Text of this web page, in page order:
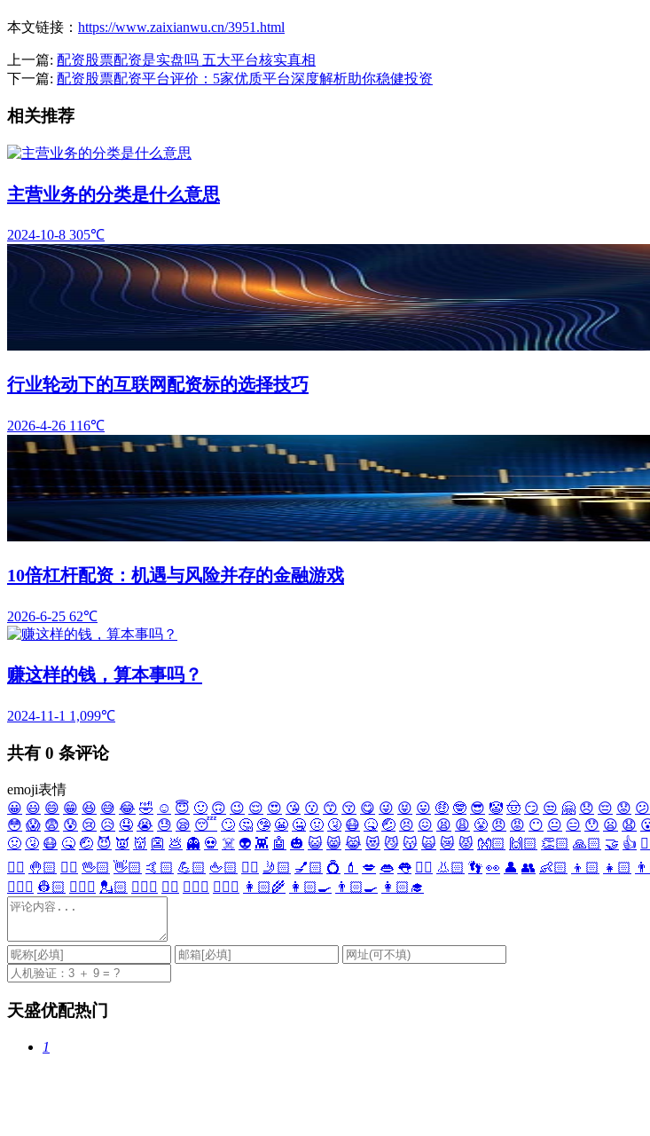
本文链接： https://www.zaixianwu.cn/3951.html
上一篇: 配资股票配资是实盘吗 五大平台核实真相
下一篇: 配资股票配资平台评价：5家优质平台深度解析助你稳健投资
相关推荐
主营业务的分类是什么意思
2024-10-8 305℃
行业轮动下的互联网配资标的选择技巧
2026-4-26 116℃
10倍杠杆配资：机遇与风险并存的金融游戏
2026-6-25 62℃
赚这样的钱，算本事吗？
2024-11-1 1,099℃
共有 0 条评论
emoji表情
😀 😃 😄 😁 😆 😅 😂 🤣 ☺️ 😇 🙂 🙃 😉 😌 😍 😘 😗 😙 😚 😋 😜 😝 😛 🤑 🤓 😎 🤡 🤠 😏 😒 🤗 😞 😔 😟 😕
😳 😱 😨 😰 😢 😥 🤤 😭 😓 😪 😴 🙄 🤔 🤥 😬 🤐 🤢 🤧 😷 🤒 🤕 😣 😖 😫 😩 😤 😠 😡 😶 😐 😑 😯 😦 😧
🤢 🤧 😷 🤒 🤕 😈 👿 👹 👺 💩 👻 💀 ☠️ 👽 👾 🤖 🎃 😺 😸 😹 😻 😼 😽 🙀 😿 😾 👐🏻 🙌🏻 👏🏻 🙏🏻 🤝 👍
✋🏻 🤚🏻 🖐🏻 🖖🏻 👋🏻 🤙🏻 💪🏻 🖕🏻 ✍🏻 🤳🏻 💅🏻 💍 💄 💋 👄 👅 👂🏻 👃🏻 👣 👀 👤 👥 👶🏻 👦🏻 👧🏻
👷🏻‍♀️ 👷🏻 💂🏻‍♀️ 💂🏻 🕵🏻‍♀️ 🕵🏻 👩🏻‍⚕️ 👨🏻‍⚕️ 👩🏻‍🌾 👩🏻‍🍳 👨🏻‍🍳 👩🏻‍🎓
天盛优配热门
1